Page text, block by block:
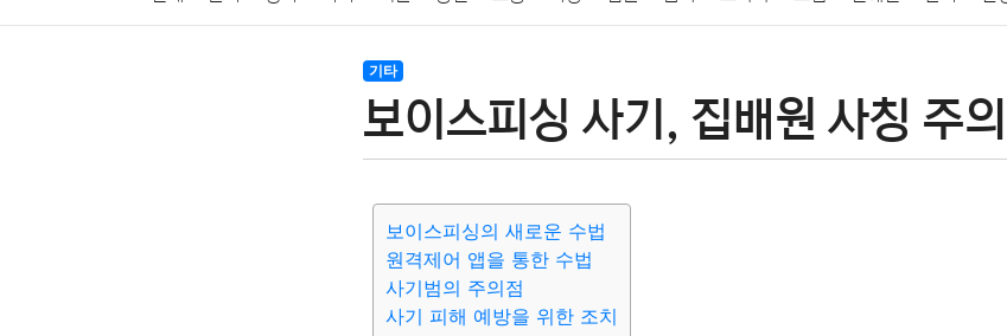
결혼 육아
기술 종교 사회 정치 건강 의료 의학 경제 마케팅 부동산 외
기타
보이스피싱 사기, 집배원 사칭 주
보이스피싱의 새로운 수법
원격제어 앱을 통한 수법
사기범의 주의점
사기 피해 예방을 위한 조치